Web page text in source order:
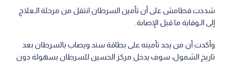
شددت قطامش على أن تأمين السرطان انتقل من مرحلة الـعلاج
إلى الـوقاية ما قبل الإصابة.
وأكدت أن من يجد تأمينه على بطاقة سند ويصاب بالسرطان بعد
تاريخ الشمول، سوف يدخل مركز الحسين للسرطان بسهولة دون